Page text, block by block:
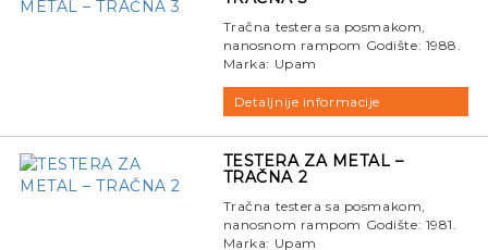
Tračna testera sa posmakom,
nanosnom rampom Godište: 1988.
Marka: Upam
Detaljnije informacije
TESTERA ZA METAL –
TRAČNA 2
Tračna testera sa posmakom,
nanosnom rampom Godište: 1981.
Marka: Upam